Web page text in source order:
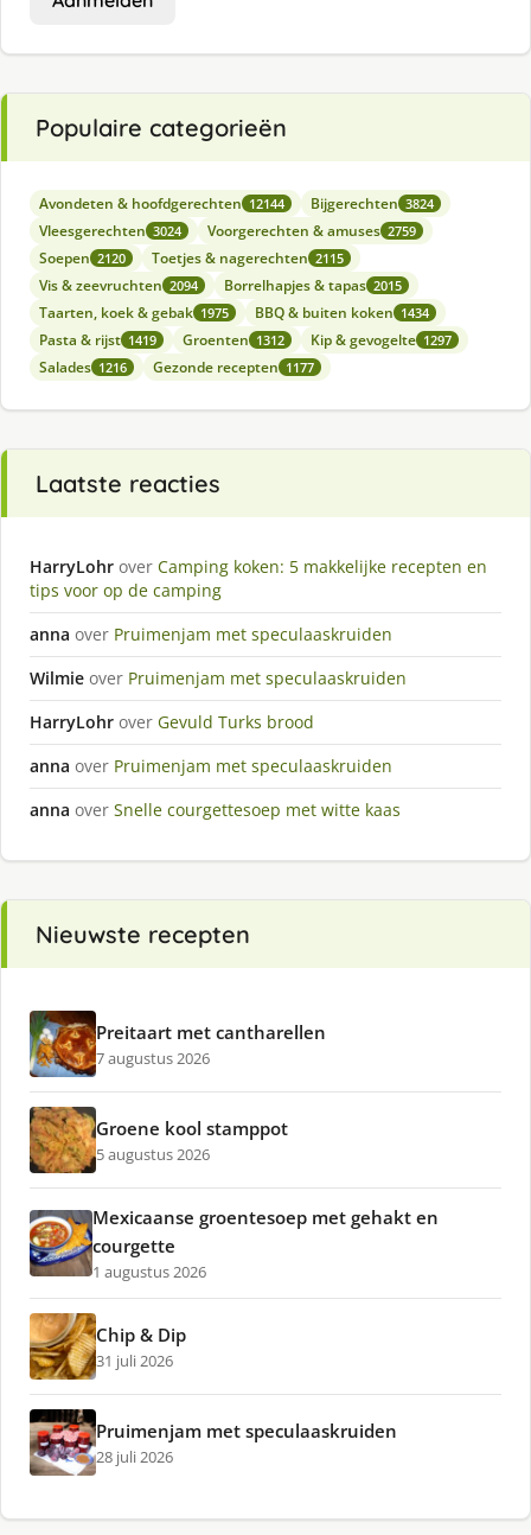
Populaire categorieën
Avondeten & hoofdgerechten 12144 Bijgerechten 3824
Vleesgerechten 3024 Voorgerechten & amuses 2759
Soepen 2120 Toetjes & nagerechten 2115
Vis & zeevruchten 2094 Borrelhapjes & tapas 2015
Taarten, koek & gebak 1975 BBQ & buiten koken 1434
Pasta & rijst 1419 Groenten 1312 Kip & gevogelte 1297
Salades 1216 Gezonde recepten 1177
Laatste reacties
HarryLohr over Camping koken: 5 makkelijke recepten en
tips voor op de camping
anna over Pruimenjam met speculaaskruiden
Wilmie over Pruimenjam met speculaaskruiden
HarryLohr over Gevuld Turks brood
anna over Pruimenjam met speculaaskruiden
anna over Snelle courgettesoep met witte kaas
Nieuwste recepten
Preitaart met cantharellen
7 augustus 2026
Groene kool stamppot
5 augustus 2026
Mexicaanse groentesoep met gehakt en
courgette
1 augustus 2026
Chip & Dip
31 juli 2026
Pruimenjam met speculaaskruiden
28 juli 2026